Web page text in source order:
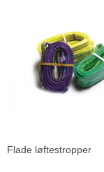
Flade løftestropper